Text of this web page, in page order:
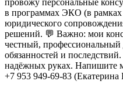
в программах ЭКО (в рамках
юридического
решений. 💬 Важно: мои
честный, профессиональный
обязанностей и
надёжных руках. Напишите
+7 953 949‑69‑83 (Екатерина